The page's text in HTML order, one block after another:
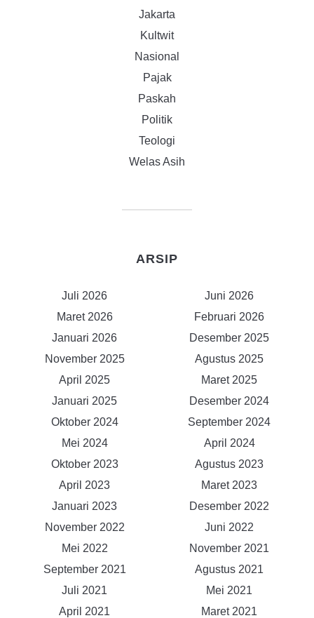
Jakarta
Kultwit
Nasional
Pajak
Paskah
Politik
Teologi
Welas Asih
ARSIP
Juli 2026
Juni 2026
Maret 2026
Februari 2026
Januari 2026
Desember 2025
November 2025
Agustus 2025
April 2025
Maret 2025
Januari 2025
Desember 2024
Oktober 2024
September 2024
Mei 2024
April 2024
Oktober 2023
Agustus 2023
April 2023
Maret 2023
Januari 2023
Desember 2022
November 2022
Juni 2022
Mei 2022
November 2021
September 2021
Agustus 2021
Juli 2021
Mei 2021
April 2021
Maret 2021